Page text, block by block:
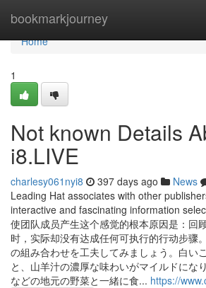
bookmarkjourney
Home
Home
1
Not known Details
i8.LIVE
charlesy061nyi8 397 days ago News
Leading Hat associates with other
interactive and fascinating information
使团队成员产生这个感觉的根本原因是：回
时，实际却没有达成任何可执行的行动步骤
の組み合わせを工夫してみましょう。白い
と、山羊汁の濃厚な味わいがマイルドにな
などの地元の野菜と一緒に食... https://